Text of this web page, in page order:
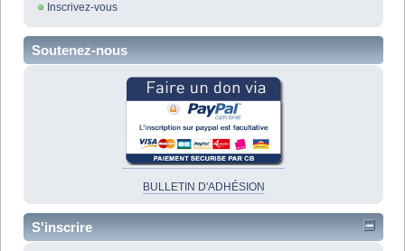
Inscrivez-vous
Soutenez-nous
BULLETIN D'ADHÉSION
S'inscrire